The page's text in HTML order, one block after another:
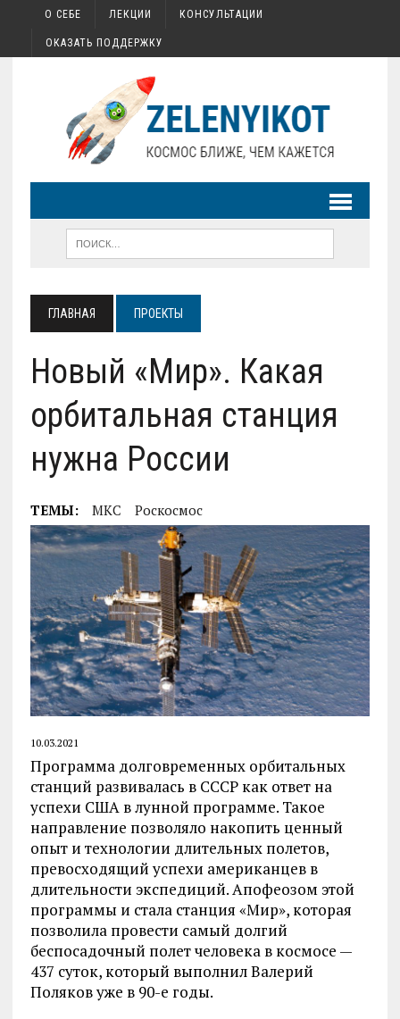
О СЕБЕ ЛЕКЦИИ КОНСУЛЬТАЦИИ
ОКАЗАТЬ ПОДДЕРЖКУ
ГЛАВНАЯ ПРОЕКТЫ
Новый «Мир». Какая
орбитальная станция
нужна России
ТЕМЫ: МКС Роскосмос
10.03.2021
Программа долговременных орбитальных
станций развивалась в СССР как ответ на
успехи США в лунной программе. Такое
направление позволяло накопить ценный
опыт и технологии длительных полетов,
превосходящий успехи американцев в
длительности экспедиций. Апофеозом этой
программы и стала станция «Мир», которая
позволила провести самый долгий
беспосадочный полет человека в космосе —
437 суток, который выполнил Валерий
Поляков уже в 90-е годы.